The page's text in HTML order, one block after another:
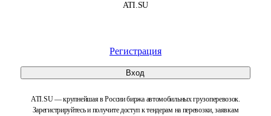
ATI.SU
Регистрация
Вход
ATI.SU — крупнейшая в России биржа автомобильных грузоперевозок.
Зарегистрируйтесь и получите доступ к тендерам на перевозки, заявкам